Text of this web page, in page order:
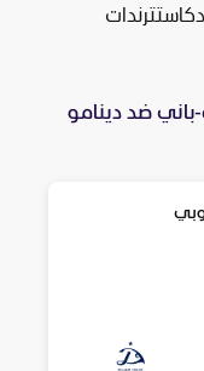
ترندات
باني ضد دينامو